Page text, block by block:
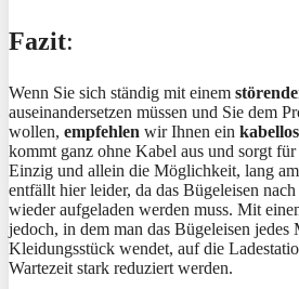
Fazit:
Wenn Sie sich ständig mit einem
auseinandersetzen müssen und Sie dem
wollen, empfehlen wir Ihnen ein
kommt ganz ohne Kabel aus und sorgt
Einzig und allein die Möglichkeit, lang
entfällt hier leider, da das Bügeleisen
wieder aufgeladen werden muss. Mit
jedoch, in dem man das Bügeleisen jedes
Kleidungsstück wendet, auf die
Wartezeit stark reduziert werden.